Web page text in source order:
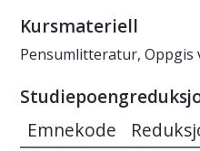
Kursmateriell
Pensumlitteratur, Oppgis
Emnekode